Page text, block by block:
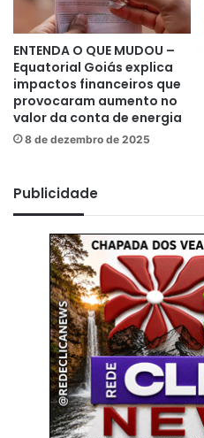
ENTENDA O QUE MUDOU –
Equatorial Goiás explica
impactos financeiros que
provocaram aumento no
valor da conta de energia
8 de dezembro de 2025
Publicidade